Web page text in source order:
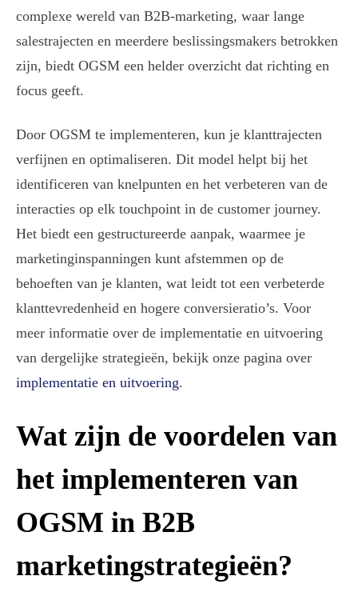
complexe wereld van B2B-marketing, waar lange
salestrajecten en meerdere beslissingsmakers betrokken
zijn, biedt OGSM een helder overzicht dat richting en
focus geeft.
Door OGSM te implementeren, kun je klanttrajecten
verfijnen en optimaliseren. Dit model helpt bij het
identificeren van knelpunten en het verbeteren van de
interacties op elk touchpoint in de customer journey.
Het biedt een gestructureerde aanpak, waarmee je
marketinginspanningen kunt afstemmen op de
behoeften van je klanten, wat leidt tot een verbeterde
klanttevredenheid en hogere conversieratio’s. Voor
meer informatie over de implementatie en uitvoering
van dergelijke strategieën, bekijk onze pagina over
implementatie en uitvoering.
Wat zijn de voordelen van
het implementeren van
OGSM in B2B
marketingstrategieën?